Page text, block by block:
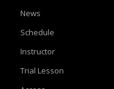
News
Schedule
Instructor
Trial Lesson